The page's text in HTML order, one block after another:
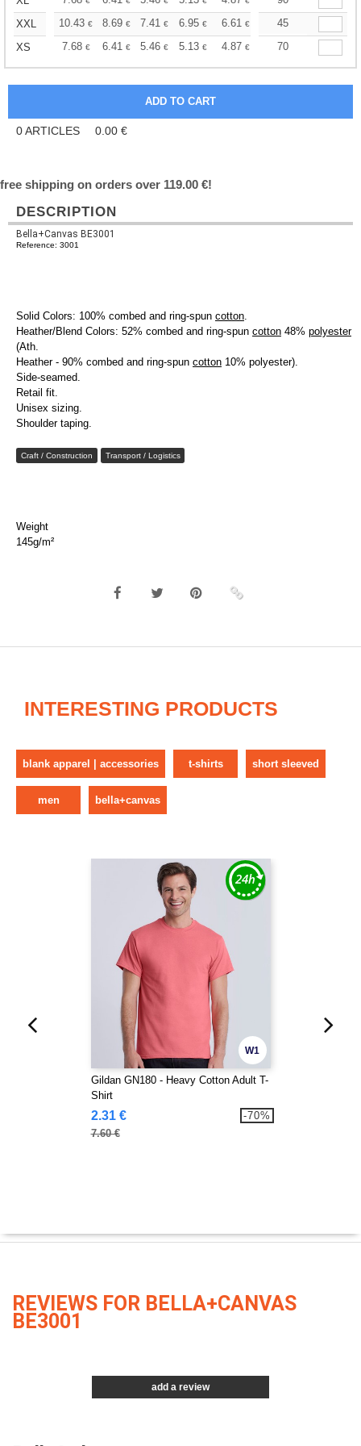
XXL
10.43 € 8.69 € 7.41 € 6.95 € 6.61 € 6.54 €
45
XS
7.68 € 6.41 € 5.46 € 5.13 € 4.87 € 4.82 €
70
0ARTICLES 0.00 €
free shipping on orders over 119.00 €!
DESCRIPTION
Bella+Canvas BE3001
Reference: 3001
Solid Colors: 100% combed and ring-spun cotton.
Heather/Blend Colors: 52% combed and ring-spun cotton 48% polyester
(Ath.
Heather - 90% combed and ring-spun cotton 10% polyester).
Side-seamed.
Retail fit.
Unisex sizing.
Shoulder taping.
Craft / Construction Transport / Logistics
Weight
145g/m²
INTERESTING PRODUCTS
blank apparel | accessories t-shirts short sleeved
men bella+canvas
W1
Gildan GN180 - Heavy Cotton Adult T-
Shirt
2.31 €
7.60 €
-70%
REVIEWS FOR BELLA+CANVAS
BE3001
add a review